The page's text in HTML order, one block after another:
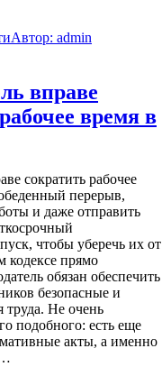
Автор: admin
вправе
время в
сократить рабочее
перерыв,
и даже отправить
чтобы уберечь их от
кодексе прямо
обязан обеспечить
безопасные и
труда. Не очень
подобного: есть еще
акты, а именно